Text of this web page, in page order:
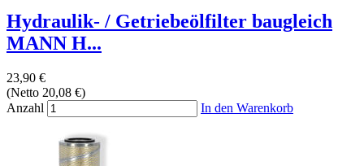
Hydraulik- / Getriebeölfilter baugleich
MANN H...
23,90 €
(Netto 20,08 €)
Anzahl
In den Warenkorb